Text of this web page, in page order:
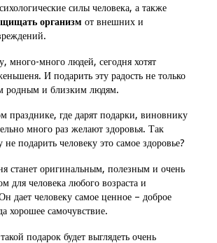
силы человека, а также
организм от внешних и
много-много людей, сегодня хотят
И подарить эту радость не только
родным и близким людям.
празднике, где дарят подарки, виновнику
много раз желают здоровья. Так
подарить человеку это самое здоровье?
станет оригинальным, полезным и очень
для человека любого возраста и
дает человеку самое ценное – доброе
хорошее самочувствие.
подарок будет выглядеть очень